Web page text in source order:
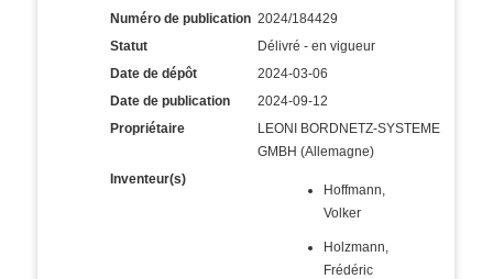
Numéro de publication 2024/184429
Statut
Délivré - en vigueur
Date de dépôt
2024-03-06
Date de publication
2024-09-12
Propriétaire
LEONI BORDNETZ-SYSTEME
GMBH (Allemagne)
Inventeur(s)
Hoffmann,
Volker
Holzmann,
Frédéric